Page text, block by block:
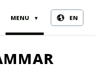
menu ▼ en